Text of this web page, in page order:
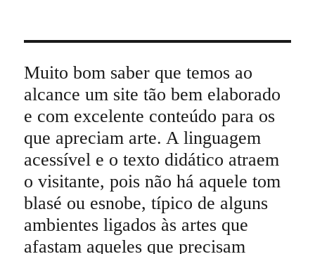
Muito bom saber que temos ao
alcance um site tão bem elaborado
e com excelente conteúdo para os
que apreciam arte. A linguagem
acessível e o texto didático atraem
o visitante, pois não há aquele tom
blasé ou esnobe, típico de alguns
ambientes ligados às artes que
afastam aqueles que precisam